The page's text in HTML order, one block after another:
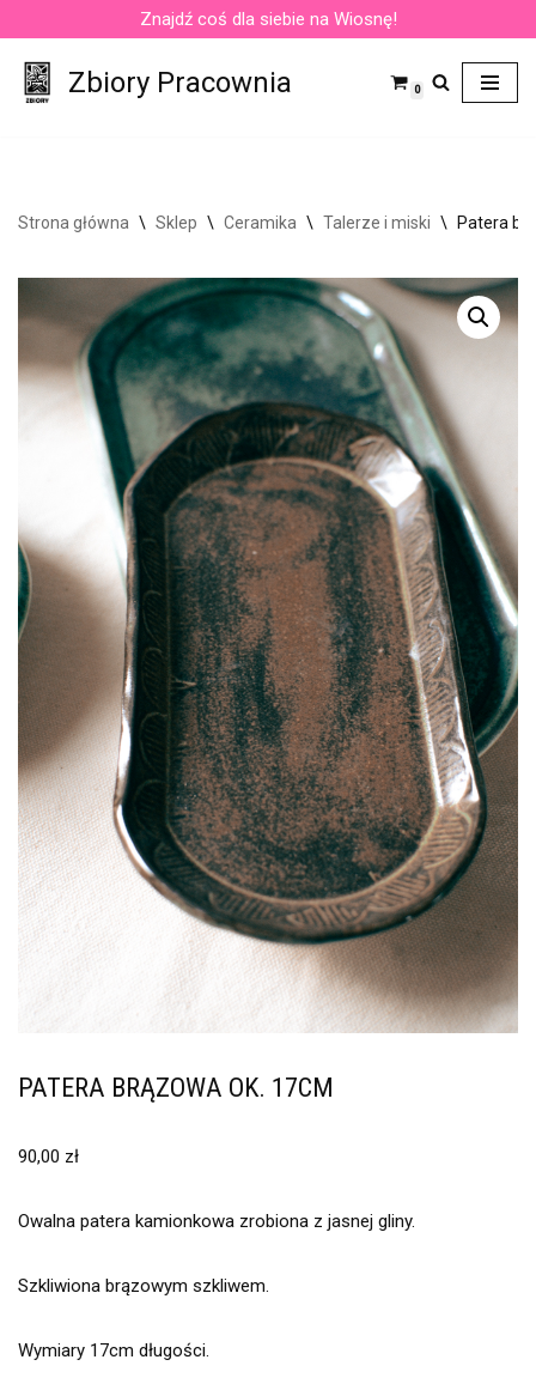
Przejdź
do
Znajdź coś dla siebie na Wiosnę!
Zbiory Pracownia 0
Strona główna \ Sklep \ Ceramika \ Talerze i miski \ Patera
PATERA BRĄZOWA OK. 17CM
90,00 zł
Owalna patera kamionkowa zrobiona z jasnej gliny.
Szkliwiona brązowym szkliwem.
Wymiary 17cm długości.